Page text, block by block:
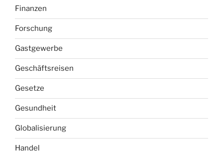
Finanzen
Forschung
Gastgewerbe
Geschäftsreisen
Gesetze
Gesundheit
Globalisierung
Handel